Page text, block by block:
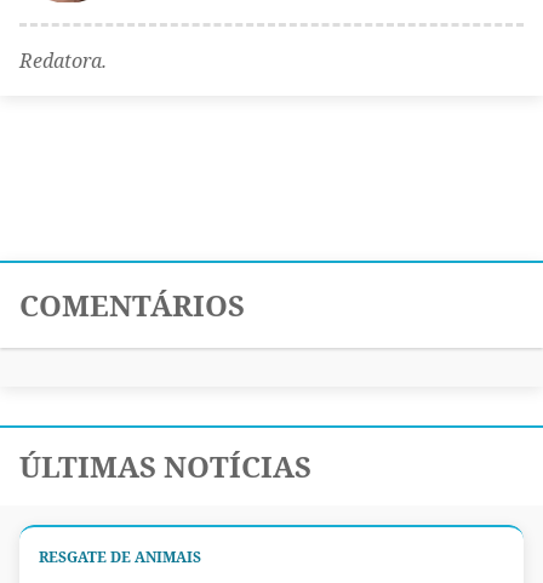
Redatora.
COMENTÁRIOS
ÚLTIMAS NOTÍCIAS
RESGATE DE ANIMAIS